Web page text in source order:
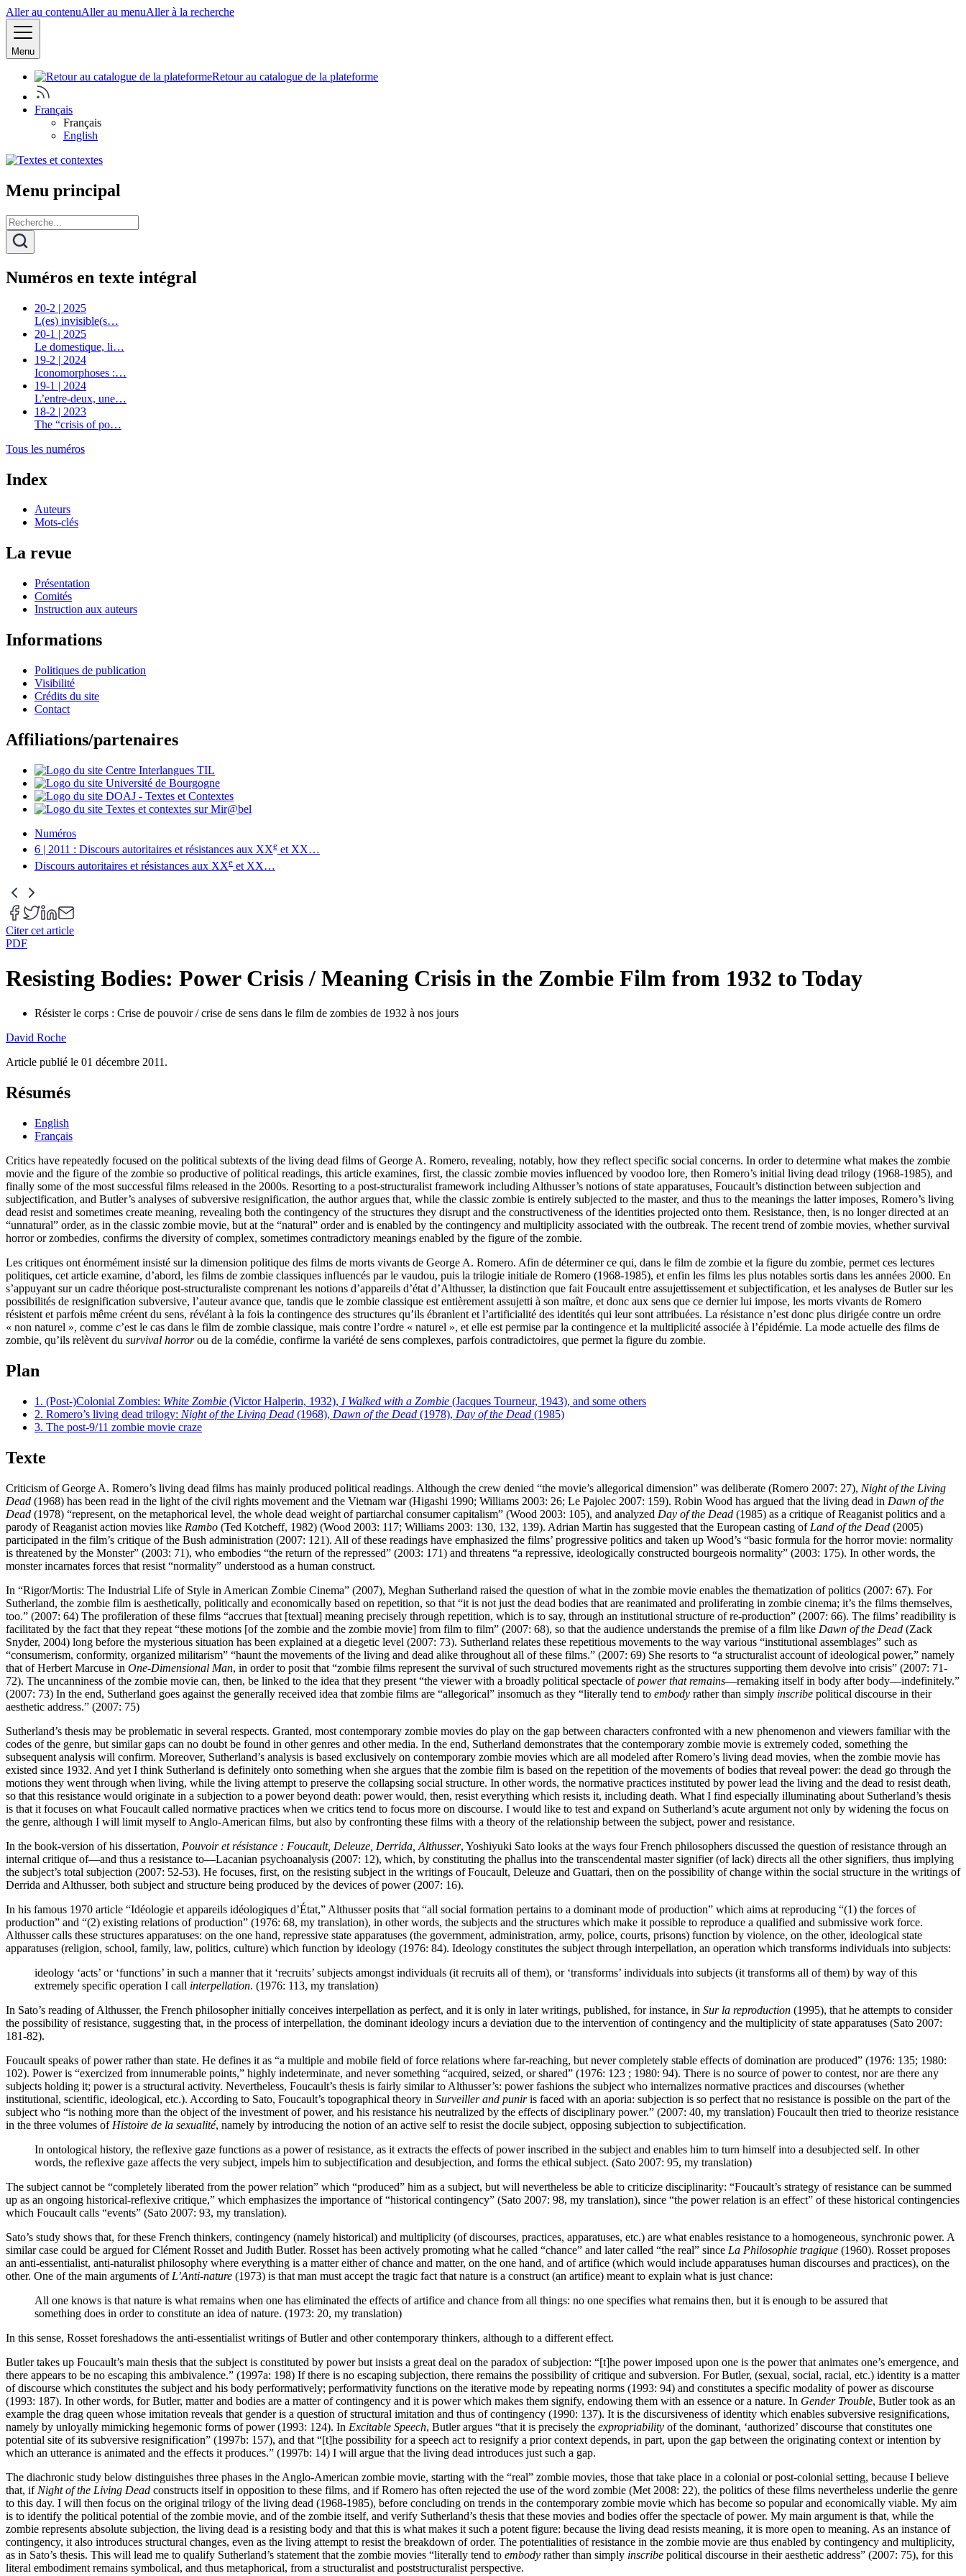
Aller au contenuAller au menuAller à la recherche
Menu
Retour au catalogue de la plateforme
Français
Français
English
Menu principal
Numéros en texte intégral
20-2 | 2025
L(es) invisible(s…
20-1 | 2025
Le domestique, li…
19-2 | 2024
Iconomorphoses :…
19-1 | 2024
L’entre-deux, une…
18-2 | 2023
The “crisis of po…
Tous les numéros
Index
Auteurs
Mots-clés
La revue
Présentation
Comités
Instruction aux auteurs
Informations
Politiques de publication
Visibilité
Crédits du site
Contact
Affiliations/partenaires
Numéros
6 | 2011 : Discours autoritaires et résistances aux XXe et XX…
Discours autoritaires et résistances aux XXe et XX…
Citer cet article
PDF
Resisting Bodies: Power Crisis / Meaning Crisis in the Zombie Film from 1932 to Today
Résister le corps : Crise de pouvoir / crise de sens dans le film de zombies de 1932 à nos jours
David Roche
Article publié le 01 décembre 2011.
Résumés
English
Français
Critics have repeatedly focused on the political subtexts of the living dead films of George A. Romero, revealing, notably, how they reflect specific social concerns. In order to determine what makes the zombie
movie and the figure of the zombie so productive of political readings, this article examines, first, the classic zombie movies influenced by voodoo lore, then Romero’s initial living dead trilogy (1968-1985), and
finally some of the most successful films released in the 2000s. Resorting to a post-structuralist framework including Althusser’s notions of state apparatuses, Foucault’s distinction between subjection and
subjectification, and Butler’s analyses of subversive resignification, the author argues that, while the classic zombie is entirely subjected to the master, and thus to the meanings the latter imposes, Romero’s living
dead resist and sometimes create meaning, revealing both the contingency of the structures they disrupt and the constructiveness of the identities projected onto them. Resistance, then, is no longer directed at an
“unnatural” order, as in the classic zombie movie, but at the “natural” order and is enabled by the contingency and multiplicity associated with the outbreak. The recent trend of zombie movies, whether survival
horror or zombedies, confirms the diversity of complex, sometimes contradictory meanings enabled by the figure of the zombie.
Les critiques ont énormément insisté sur la dimension politique des films de morts vivants de George A. Romero. Afin de déterminer ce qui, dans le film de zombie et la figure du zombie, permet ces lectures
politiques, cet article examine, d’abord, les films de zombie classiques influencés par le vaudou, puis la trilogie initiale de Romero (1968-1985), et enfin les films les plus notables sortis dans les années 2000. En
s’appuyant sur un cadre théorique post-structuraliste comprenant les notions d’appareils d’état d’Althusser, la distinction que fait Foucault entre assujettissement et subjectification, et les analyses de Butler sur les
possibilités de resignification subversive, l’auteur avance que, tandis que le zombie classique est entièrement assujetti à son maître, et donc aux sens que ce dernier lui impose, les morts vivants de Romero
résistent et parfois même créent du sens, révélant à la fois la contingence des structures qu’ils ébranlent et l’artificialité des identités qui leur sont attribuées. La résistance n’est donc plus dirigée contre un ordre
« non naturel », comme c’est le cas dans le film de zombie classique, mais contre l’ordre « naturel », et elle est permise par la contingence et la multiplicité associée à l’épidémie. La mode actuelle des films de
zombie, qu’ils relèvent du survival horrorou de la comédie, confirme la variété de sens complexes, parfois contradictoires, que permet la figure du zombie.
Plan
1. (Post-)Colonial Zombies: White Zombie (Victor Halperin, 1932), I Walked with a Zombie (Jacques Tourneur, 1943), and some others
2. Romero’s living dead trilogy: Night of the Living Dead (1968), Dawn of the Dead (1978), Day of the Dead (1985)
3. The post-9/11 zombie movie craze
Texte
Criticism of George A. Romero’s living dead films has mainly produced political readings. Although the crew denied “the movie’s allegorical dimension” was deliberate (Romero 2007: 27), Night of the Living
Dead (1968) has been read in the light of the civil rights movement and the Vietnam war (Higashi 1990; Williams 2003: 26; Le Pajolec 2007: 159). Robin Wood has argued that the living dead in Dawn of the
Dead (1978) “represent, on the metaphorical level, the whole dead weight of partiarchal consumer capitalism” (Wood 2003: 105), and analyzed Day of the Dead (1985) as a critique of Reaganist politics and a
parody of Reaganist action movies like Rambo (Ted Kotcheff, 1982) (Wood 2003: 117; Williams 2003: 130, 132, 139). Adrian Martin has suggested that the European casting of Land of the Dead (2005)
participated in the film’s critique of the Bush administration (2007: 121). All of these readings have emphasized the films’ progressive politics and taken up Wood’s “basic formula for the horror movie: normality
is threatened by the Monster” (2003: 71), who embodies “the return of the repressed” (2003: 171) and threatens “a repressive, ideologically constructed bourgeois normality” (2003: 175). In other words, the
monster incarnates forces that resist “normality” understood as a human construct.
In “Rigor/Mortis: The Industrial Life of Style in American Zombie Cinema” (2007), Meghan Sutherland raised the question of what in the zombie movie enables the thematization of politics (2007: 67). For
Sutherland, the zombie film is aesthetically, politically and economically based on repetition, so that “it is not just the dead bodies that are reanimated and proliferating in zombie cinema; it’s the films themselves,
too.” (2007: 64) The profileration of these films “accrues that [textual] meaning precisely through repetition, which is to say, through an institutional structure of re-production” (2007: 66). The films’ readibility is
facilitated by the fact that they repeat “these motions [of the zombie and the zombie movie] from film to film” (2007: 68), so that the audience understands the premise of a film like Dawn of the Dead (Zack
Snyder, 2004) long before the mysterious situation has been explained at a diegetic level (2007: 73). Sutherland relates these repetitious movements to the way various “institutional assemblages” such as
“consumerism, conformity, organized militarism” “haunt the movements of the living and dead alike throughout all of these films.” (2007: 69) She resorts to “a structuralist account of ideological power,” namely
that of Herbert Marcuse in One-Dimensional Man, in order to posit that “zombie films represent the survival of such structured movements right as the structures supporting them devolve into crisis” (2007: 71-
72). The uncanniness of the zombie movie can, then, be linked to the idea that they present “the viewer with a broadly political spectacle ofpower that remains—remaking itself in body after body—indefinitely.”
(2007: 73) In the end, Sutherland goes against the generally received idea that zombie films are “allegorical” insomuch as they “literally tend to embody rather than simply inscribe political discourse in their
aesthetic address.” (2007: 75)
Sutherland’s thesis may be problematic in several respects. Granted, most contemporary zombie movies do play on the gap between characters confronted with a new phenomenon and viewers familiar with the
codes of the genre, but similar gaps can no doubt be found in other genres and other media. In the end, Sutherland demonstrates that the contemporary zombie movie is extremely coded, something the
subsequent analysis will confirm. Moreover, Sutherland’s analysis is based exclusively on contemporary zombie movies which are all modeled after Romero’s living dead movies, when the zombie movie has
existed since 1932. And yet I think Sutherland is definitely onto something when she argues that the zombie film is based on the repetition of the movements of bodies that reveal power: the dead go through the
motions they went through when living, while the living attempt to preserve the collapsing social structure. In other words, the normative practices instituted by power lead the living and the dead to resist death,
so that this resistance would originate in a subjection to a power beyond death: power would, then, resist everything which resists it, including death. What I find especially illuminating about Sutherland’s thesis
is that it focuses on what Foucault called normative practices when we critics tend to focus more on discourse. I would like to test and expand on Sutherland’s acute argument not only by widening the focus on
the genre, although I will limit myself to Anglo-American films, but also by confronting these films with a theory of the relationship between the subject, power and resistance.
In the book-version of his dissertation, Pouvoir et résistance : Foucault, Deleuze, Derrida, Althusser, Yoshiyuki Sato looks at the ways four French philosophers discussed the question of resistance through an
internal critique of—and thus a resistance to—Lacanian psychoanalysis (2007: 12), which, by constituting the phallus into the transcendental master signifier (of lack) directs all the other signifiers, thus implying
the subject’s total subjection (2007: 52-53). He focuses, first, on the resisting subject in the writings of Foucault, Deleuze and Guattari, then on the possibility of change within the social structure in the writings of
Derrida and Althusser, both subject and structure being produced by the devices of power (2007: 16).
In his famous 1970 article “Idéologie et appareils idéologiques d’État,” Althusser posits that “all social formation pertains to a dominant mode of production” which aims at reproducing “(1) the forces of
production” and “(2) existing relations of production” (1976: 68, my translation), in other words, the subjects and the structures which make it possible to reproduce a qualified and submissive work force.
Althusser calls these structures apparatuses: on the one hand, repressive state apparatuses (the government, administration, army, police, courts, prisons) function by violence, on the other, ideological state
apparatuses (religion, school, family, law, politics, culture) which function by ideology (1976: 84). Ideology constitutes the subject through interpellation, an operation which transforms individuals into subjects:
ideology ‘acts’ or ‘functions’ in such a manner that it ‘recruits’ subjects amongst individuals (it recruits all of them), or ‘transforms’ individuals into subjects (it transforms all of them) by way of this
extremely specific operation I call interpellation. (1976: 113, my translation)
In Sato’s reading of Althusser, the French philosopher initially conceives interpellation as perfect, and it is only in later writings, published, for instance, in Sur la reproduction (1995), that he attempts to consider
the possibility of resistance, suggesting that, in the process of interpellation, the dominant ideology incurs a deviation due to the intervention of contingency and the multiplicity of state apparatuses (Sato 2007:
181-82).
Foucault speaks of power rather than state. He defines it as “a multiple and mobile field of force relations where far-reaching, but never completely stable effects of domination are produced” (1976: 135; 1980:
102). Power is “exercized from innumerable points,” highly indeterminate, and never something “acquired, seized, or shared” (1976: 123 ; 1980: 94). There is no source of power to contest, nor are there any
subjects holding it; power is a structural activity. Nevertheless, Foucault’s thesis is fairly similar to Althusser’s: power fashions the subject who internalizes normative practices and discourses (whether
institutional, scientific, ideological, etc.). According to Sato, Foucault’s topographical theory in Surveiller and puniris faced with an aporia: subjection is so perfect that no resistance is possible on the part of the
subject who “is nothing more than the object of the investment of power, and his resistance his neutralized by the effects of disciplinary power.” (2007: 40, my translation) Foucault then tried to theorize resistance
in the three volumes of Histoire de la sexualité, namely by introducing the notion of an active self to resist the docile subject, opposing subjection to subjectification.
In ontological history, the reflexive gaze functions as a power of resistance, as it extracts the effects of power inscribed in the subject and enables him to turn himself into a desubjected self. In other
words, the reflexive gaze affects the very subject, impels him to subjectification and desubjection, and forms the ethical subject. (Sato 2007: 95, my translation)
The subject cannot be “completely liberated from the power relation” which “produced” him as a subject, but will nevertheless be able to criticize disciplinarity: “Foucault’s strategy of resistance can be summed
up as an ongoing historical-reflexive critique,” which emphasizes the importance of “historical contingency” (Sato 2007: 98, my translation), since “the power relation is an effect” of these historical contingencies
which Foucault calls “events” (Sato 2007: 93, my translation).
Sato’s study shows that, for these French thinkers, contingency (namely historical) and multiplicity (of discourses, practices, apparatuses, etc.) are what enables resistance to a homogeneous, synchronic power. A
similar case could be argued for Clément Rosset and Judith Butler. Rosset has been actively promoting what he called “chance” and later called “the real” since La Philosophie tragique (1960). Rosset proposes
an anti-essentialist, anti-naturalist philosophy where everything is a matter either of chance and matter, on the one hand, and of artifice (which would include apparatuses human discourses and practices), on the
other. One of the main arguments of L’Anti-nature (1973) is that man must accept the tragic fact that nature is a construct (an artifice) meant to explain what is just chance:
All one knows is that nature is what remains when one has eliminated the effects of artifice and chance from all things: no one specifies what remains then, but it is enough to be assured that
something does in order to constitute an idea of nature. (1973: 20, my translation)
In this sense, Rosset foreshadows the anti-essentialist writings of Butler and other contemporary thinkers, although to a different effect.
Butler takes up Foucault’s main thesis that the subject is constituted by power but insists a great deal on the paradox of subjection: “[t]he power imposed upon one is the power that animates one’s emergence, and
there appears to be no escaping this ambivalence.” (1997a: 198) If there is no escaping subjection, there remains the possibility of critique and subversion. For Butler, (sexual, social, racial, etc.) identity is a matter
of discourse which constitutes the subject and his body performatively; performativity functions on the iterative mode by repeating norms (1993: 94) and constitutes a specific modality of power as discourse
(1993: 187). In other words, for Butler, matter and bodies are a matter of contingency and it is power which makes them signify, endowing them with an essence or a nature. In Gender Trouble, Butler took as an
example the drag queen whose imitation reveals that gender is a question of structural imitation and thus of contingency (1990: 137). It is the discursiveness of identity which enables subversive resignifications,
namely by unloyally mimicking hegemonic forms of power (1993: 124). In Excitable Speech, Butler argues “that it is precisely the expropriability of the dominant, ‘authorized’ discourse that constitutes one
potential site of its subversive resignification” (1997b: 157), and that “[t]he possibility for a speech act to resignify a prior context depends, in part, upon the gap between the originating context or intention by
which an utterance is animated and the effects it produces.” (1997b: 14) I will argue that the living dead introduces just such a gap.
The diachronic study below distinguishes three phases in the Anglo-American zombie movie, starting with the “real” zombie movies, those that take place in a colonial or post-colonial setting, because I believe
that, if Night of the Living Dead constructs itself in opposition to these films, and if Romero has often rejected the use of the word zombie (Met 2008: 22), the politics of these films nevertheless underlie the genre
to this day. I will then focus on the original trilogy of the living dead (1968-1985), before concluding on trends in the contemporary zombie movie which has become so popular and economically viable. My aim
is to identify the political potential of the zombie movie, and of the zombie itself, and verify Sutherland’s thesis that these movies and bodies offer the spectacle of power. My main argument is that, while the
zombie represents absolute subjection, the living dead is a resisting body and that this is what makes it such a potent figure: because the living dead resists meaning, it is more open to meaning. As an instance of
contingency, it also introduces structural changes, even as the living attempt to resist the breakdown of order. The potentialities of resistance in the zombie movie are thus enabled by contingency and multiplicity,
as in Sato’s thesis. This will lead me to qualify Sutherland’s statement that the zombie movies “literally tend to embody rather than simply inscribe political discourse in their aesthetic address” (2007: 75), for this
literal embodiment remains symbolical, and thus metaphorical, from a structuralist and poststructuralist perspective.